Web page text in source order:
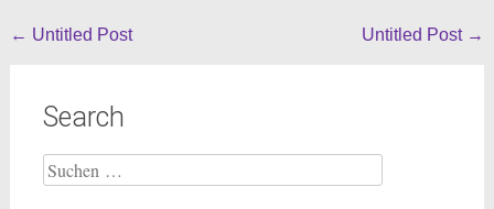
Beitragsnavigation
← Untitled Post Untitled Post →
Search
Suche
nach: